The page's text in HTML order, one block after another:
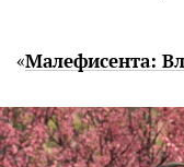
«Малефисента: